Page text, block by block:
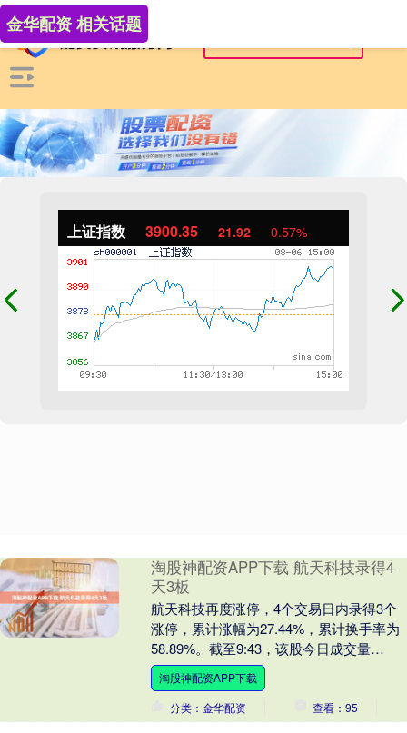
上证指数 3900.35 21.92 0.57%
金华配资 相关话题
淘股神配资APP下载 航天科技录得4
天3板
航天科技再度涨停，4个交易日内录得3个
涨停，累计涨幅为27.44%，累计换手率为
58.89%。截至9:43，该股今日成交量
6496.94万股，成交金额10.70....
淘股神配资APP下载
分类：金华配资
查看：95